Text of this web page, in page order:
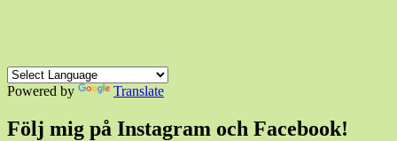
Powered by Translate
Följ mig på Instagram och Facebook!